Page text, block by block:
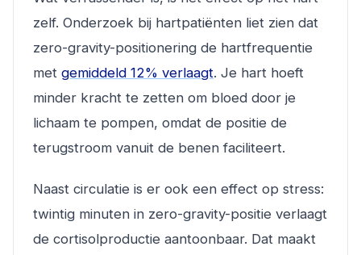
zelf. Onderzoek bij hartpatiënten liet zien dat
zero-gravity-positionering de hartfrequentie
met gemiddeld 12% verlaagt. Je hart hoeft
minder kracht te zetten om bloed door je
lichaam te pompen, omdat de positie de
terugstroom vanuit de benen faciliteert.
Naast circulatie is er ook een effect op stress:
twintig minuten in zero-gravity-positie verlaagt
de cortisolproductie aantoonbaar. Dat maakt